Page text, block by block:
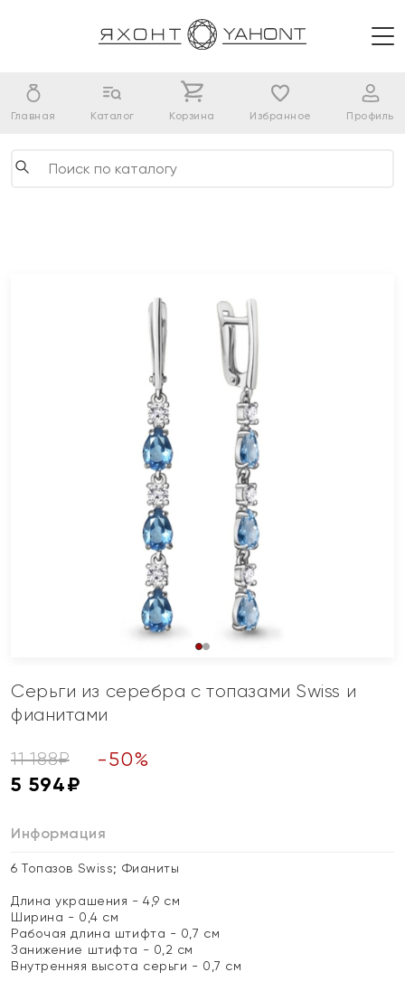
Главная Каталог Корзина Избранное Профиль
Серьги из серебра с топазами Swiss и
фианитами
11 188₽ -50%
5 594₽
Информация
6 Топазов Swiss; Фианиты
Длина украшения - 4,9 см
Ширина - 0,4 см
Рабочая длина штифта - 0,7 см
Занижение штифта - 0,2 см
Внутренняя высота серьги - 0,7 см